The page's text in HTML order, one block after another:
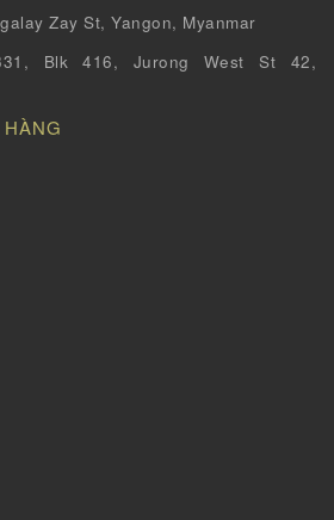
Zay St, Yangon, Myanmar
Blk 416, Jurong West St 42,